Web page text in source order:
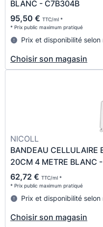
BLANC - C7B304B
95,50 € TTC/ml *
* Prix public maximum pratiqué
Prix et disponibilité selon
Choisir son magasin
NICOLL
BANDEAU CELLULAIRE
20CM 4 METRE BLANC
62,72 € TTC/ml *
* Prix public maximum pratiqué
Prix et disponibilité selon
Choisir son magasin